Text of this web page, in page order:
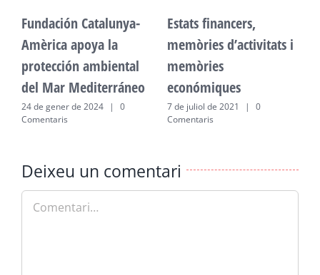
Fundación Catalunya-
Amèrica apoya la
protección ambiental
del Mar Mediterráneo
24 de gener de 2024 |
0
Comentaris
Estats financers,
memòries d’activitats i
memòries
económiques
7 de juliol de 2021 |
0
Comentaris
Deixeu un comentari